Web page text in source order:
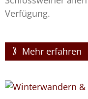
Verfügung.
Mehr erfahren